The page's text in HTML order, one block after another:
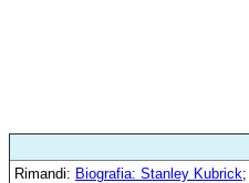
Rimandi: Biografia: Stanley Kubrick;